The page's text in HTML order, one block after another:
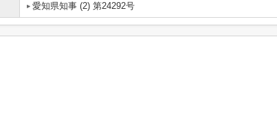
愛知県知事 (2) 第24292号